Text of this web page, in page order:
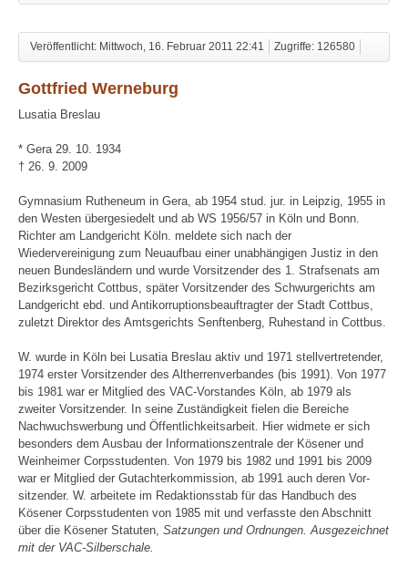
Veröffentlicht: Mittwoch, 16. Februar 2011 22:41 Zugriffe: 126580
Gottfried Werneburg
Lusatia Breslau
* Gera 29. 10. 1934
† 26. 9. 2009
Gymnasium Rutheneum in Gera, ab 1954 stud. jur. in Leipzig, 1955 in
den Westen übergesiedelt und ab WS 1956/57 in Köln und Bonn.
Richter am Landgericht Köln. meldete sich nach der
Wiedervereinigung zum Neuaufbau einer unabhängigen Justiz in den
neuen Bundesländern und wurde Vorsitzender des 1. Strafsenats am
Bezirksgericht Cottbus, später Vorsitzender des Schwurgerichts am
Landgericht ebd. und Antikorruptionsbeauftragter der Stadt Cottbus,
zuletzt Direktor des Amtsgerichts Senftenberg, Ruhestand in Cottbus.
W. wurde in Köln bei Lusatia Breslau aktiv und 1971 stellvertretender,
1974 erster Vorsitzender des Altherrenverbandes (bis 1991). Von 1977
bis 1981 war er Mitglied des VAC-Vorstandes Köln, ab 1979 als
zweiter Vorsitzender. In seine Zuständigkeit fielen die Bereiche
Nachwuchswerbung und Öffentlichkeitsarbeit. Hier widmete er sich
besonders dem Ausbau der Informationszentrale der Kösener und
Weinheimer Corpsstudenten. Von 1979 bis 1982 und 1991 bis 2009
war er Mitglied der Gutachterkommission, ab 1991 auch deren Vor-
sitzender. W. arbeitete im Redaktionsstab für das Handbuch des
Kösener Corpsstudenten von 1985 mit und verfasste den Abschnitt
über die Kösener Statuten, Satzungen und Ordnungen. Ausgezeichnet
mit der VAC-Silberschale.